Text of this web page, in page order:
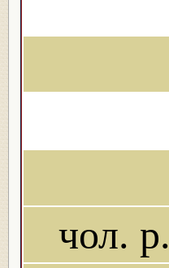
чол. р.